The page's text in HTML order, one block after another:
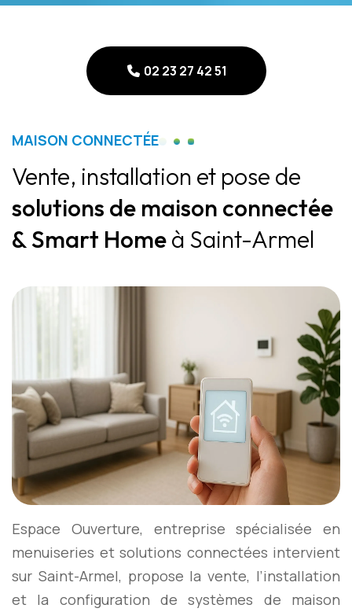
02 23 27 42 51
MAISON CONNECTÉE
Vente, installation et pose de
solutions de maison connectée
& Smart Homeà Saint-Armel
Espace Ouverture, entreprise spécialisée en
menuiseries et solutions connectées intervient
sur Saint-Armel, propose la vente, l’installation
et la configuration de systèmes de maison